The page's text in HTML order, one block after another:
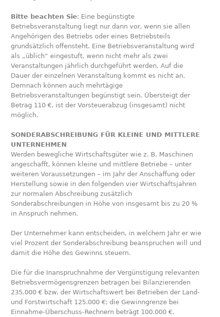
Bitte beachten Sie: Eine begünstigte
Betriebsveranstaltung liegt nur dann vor, wenn sie allen
Angehörigen des Betriebs oder eines Betriebsteils
grundsätzlich offensteht. Eine Betriebsveranstaltung wird
als „üblich“ eingestuft, wenn nicht mehr als zwei
Veranstaltungen jährlich durchgeführt werden. Auf die
Dauer der einzelnen Veranstaltung kommt es nicht an.
Demnach können auch mehrtägige
Betriebsveranstaltungen begüns­tigt sein. Übersteigt der
Betrag 110 €, ist der Vorsteuerabzug (insgesamt) nicht
möglich.
SONDERABSCHREIBUNG FÜR KLEINE UND MITTLERE
UNTERNEHMEN
Werden bewegliche Wirtschaftsgüter wie z. B. Maschinen
angeschafft, können kleine und mittlere Betriebe – unter
weiteren Voraussetzungen – im Jahr der Anschaffung oder
Herstellung sowie in den folgenden vier Wirtschaftsjahren
zur normalen Abschreibung zusätzlich
Sonderabschreibungen in Höhe von insgesamt bis zu 20 %
in Anspruch nehmen.
Der Unternehmer kann entscheiden, in welchem Jahr er wie
viel Prozent der Sonderabschreibung beanspruchen will und
damit die Höhe des Gewinns steuern.
Die für die Inanspruchnahme der Vergünstigung relevanten
Betriebsvermögensgrenzen betragen bei Bilanzierenden
235.000 € bzw. der Wirtschaftswert bei Betrieben der Land-
und Forstwirtschaft 125.000 €; die Gewinngrenze bei
Einnahme-Überschuss-Rechnern beträgt 100.000 €.